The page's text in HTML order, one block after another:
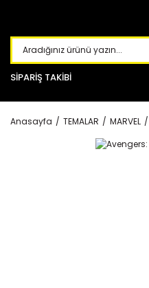
SİPARİŞ TAKİBİ
Anasayfa TEMALAR MARVEL